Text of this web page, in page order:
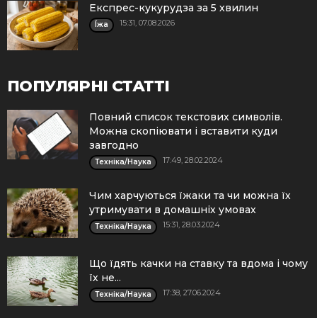
Експрес-кукурудза за 5 хвилин
Їжа 15:31, 07.08.2026
ПОПУЛЯРНІ СТАТТІ
Повний список текстових символів.
Можна скопіювати і вставити куди
завгодно
Техніка/Наука 17:49, 28.02.2024
Чим харчуються їжаки та чи можна їх
утримувати в домашніх умовах
Техніка/Наука 15:31, 28.03.2024
Що їдять качки на ставку та вдома і чому
їх не...
Техніка/Наука 17:38, 27.06.2024